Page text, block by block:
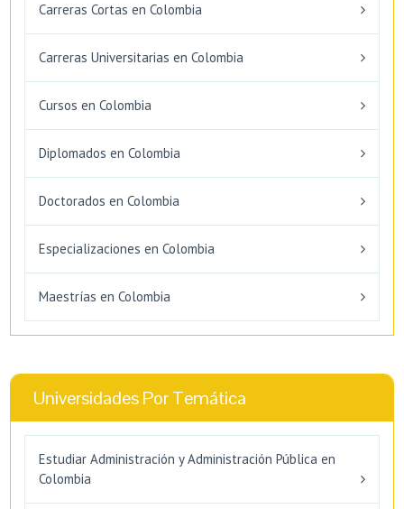
Carreras Cortas en Colombia
Carreras Universitarias en Colombia
Cursos en Colombia
Diplomados en Colombia
Doctorados en Colombia
Especializaciones en Colombia
Maestrías en Colombia
Universidades Por Temática
Estudiar Administración y Administración Pública en
Colombia